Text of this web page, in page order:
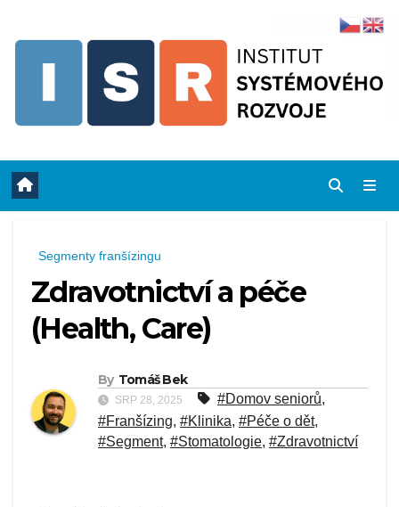
Segmenty franšízingu
Zdravotnictví a péče
(Health, Care)
By Tomáš Bek
SRP 28, 2025 #Domov seniorů,
#Franšízing, #Klinika, #Péče o dět,
#Segment, #Stomatologie, #Zdravotnictví